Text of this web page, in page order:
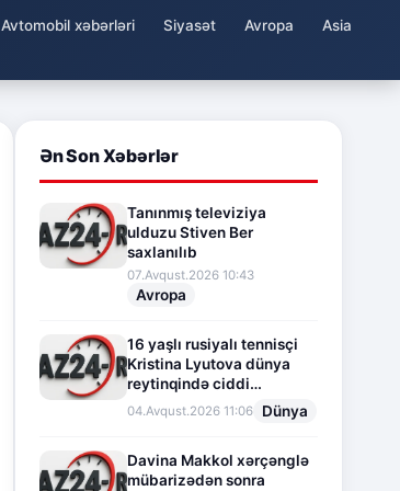
Avtomobil xəbərləri Siyasət Avropa
Asia
Ən Son Xəbərlər
Tanınmış televiziya
ulduzu Stiven Ber
saxlanılıb
07.Avqust.2026 10:43
Avropa
16 yaşlı rusiyalı tennisçi
Kristina Lyutova dünya
reytinqində ciddi
irəliləyişə imza atdı
04.Avqust.2026 11:06 Dünya
Davina Makkol xərçənglə
mübarizədən sonra